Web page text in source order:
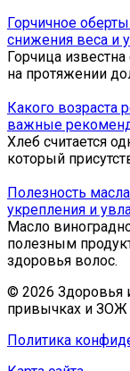
Горчичное
снижения веса и
Горчица
на протяжении
Какого возраста
важные
Хлеб считается
который
Полезность
укрепления и
Масло
полезным
здоровья волос.
© 2026 Здоровья
привычках и ЗОЖ
Политика